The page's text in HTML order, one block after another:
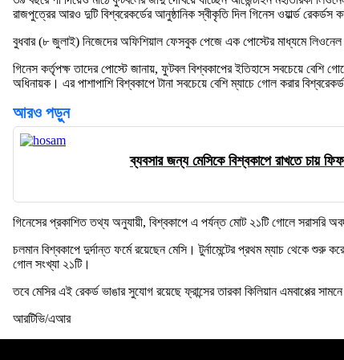
রাজপুত্রের আরও দুটি বিশ্বরেকর্ডের আনুষ্ঠানিক স্বীকৃতি দিল গিনেস ওয়ার্ল্ড রেকর্ডস
বুধবার (৮ জুলাই) নিজেদের অফিশিয়াল ফেসবুক পেজে এক পোস্টের মাধ্যমে লিওনেল
গিনেস কর্তৃপক্ষ তাদের পোস্টে জানায়, ফুটবল বিশ্বকাপের ইতিহাসে সবচেয়ে বেশি
অধিনায়ক। এর পাশাপাশি বিশ্বকাপে টানা সবচেয়ে বেশি ম্যাচে গোল করার
আরও পড়ুন
ব্যবসার জন্য মেসিকে বিশ্বকাপে রাখতে চায়
গিনেসের প্রকাশিত তথ্য অনুযায়ী, বিশ্বকাপে এ পর্যন্ত মোট ২১টি গোলে সরাসরি
চলমান বিশ্বকাপে দুর্দান্ত ফর্মে রয়েছেন মেসি। টুর্নামেন্টের প্রথম ম্যাচ থেকে শুরু
গোল সংখ্যা ২১টি।
তবে মেসির এই রেকর্ড ভাঙার সুযোগ রয়েছে ফ্রান্সের তারকা কিলিয়ান এমবাপ্পের
আরটিভি/এআর